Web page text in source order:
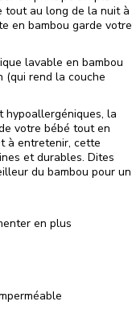
tout au long de la nuit à
en bambou garde votre
lavable en bambou
rend la couche
hypoallergéniques, la
votre bébé tout en
à entretenir, cette
et durables. Dites
du bambou pour un
en plus